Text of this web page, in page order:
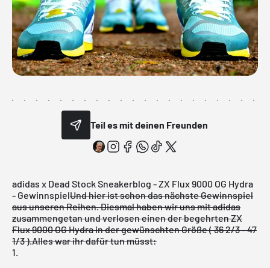
Teil es mit deinen Freunden
adidas x Dead Stock Sneakerblog - ZX Flux 9000 OG Hydra
- GewinnspielUnd hier ist schon das nächste Gewinnspiel
aus unseren Reihen.Diesmal haben wir uns mit adidas
zusammengetan und verlosen einen der begehrten ZX
Flux 9000 OG Hydra in der gewünschten Größe ( 36 2/3 - 47
1/3 ).Alles war ihr dafür tun müsst:
1.